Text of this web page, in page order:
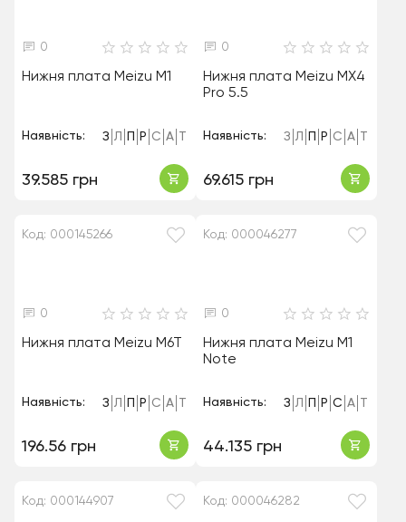
0
Нижня плата Meizu M1
Наявність: З Л П Р С А
39.585 грн
0
Нижня плата Meizu MX4
Pro 5.5
Наявність: З Л П Р С А
69.615 грн
Код: 000145266
0
Нижня плата Meizu M6T
Наявність: З Л П Р С А
196.56 грн
Код: 000046277
0
Нижня плата Meizu M1
Note
Наявність: З Л П Р С А
44.135 грн
Код: 000144907 Код: 000046282